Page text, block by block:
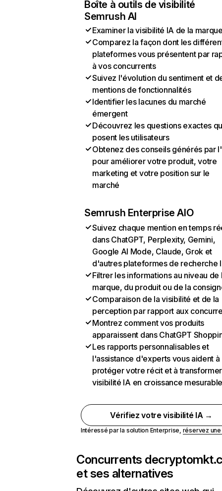
Boîte à outils de visibilité
Semrush AI
Examiner la visibilité IA de la
Comparez la façon dont les
plateformes vous présentent par
à vos concurrents
Suivez l'évolution du sentiment et
mentions de fonctionnalités
Identifier les lacunes du marché
émergent
Découvrez les questions exactes
posent les utilisateurs
Obtenez des conseils générés par
pour améliorer votre produit, votre
marketing et votre position sur le
marché
Semrush Enterprise AIO
Suivez chaque mention en temps
dans ChatGPT, Perplexity, Gemini,
Google AI Mode, Claude, Grok et
d'autres plateformes de recherche
Filtrer les informations au niveau de
marque, du produit ou de la
Comparaison de la visibilité et de la
perception par rapport aux
Montrez comment vos produits
apparaissent dans ChatGPT
Les rapports personnalisables et
l'assistance d'experts vous aident à
protéger votre récit et à
visibilité IA en croissance
Vérifiez votre visibilité IA →
Intéressé par la solution Enterprise, réservez
Concurrents de
et ses alternatives